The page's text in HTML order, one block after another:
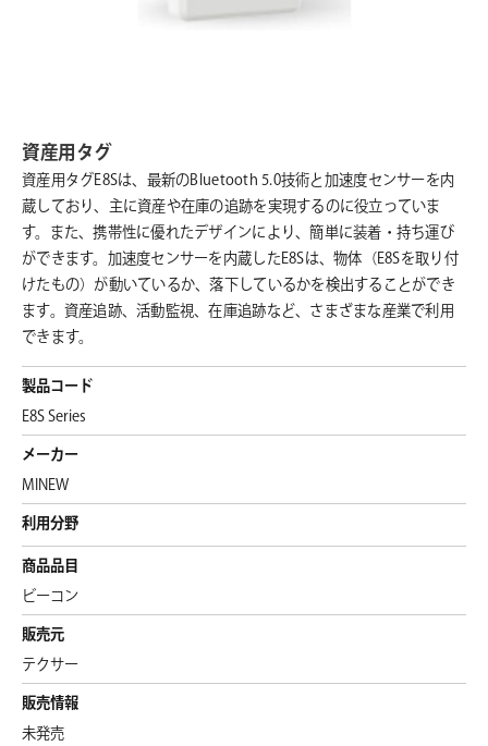
資産用タグ
資産用タグE8Sは、最新のBluetooth 5.0技術と加速度センサーを内
蔵しており、主に資産や在庫の追跡を実現するのに役立っていま
す。また、携帯性に優れたデザインにより、簡単に装着・持ち運び
ができます。加速度センサーを内蔵したE8Sは、物体（E8Sを取り付
けたもの）が動いているか、落下しているかを検出することができ
ます。資産追跡、活動監視、在庫追跡など、さまざまな産業で利用
できます。
製品コード
E8S Series
メーカー
MINEW
利用分野
商品品目
ビーコン
販売元
テクサー
販売情報
未発売